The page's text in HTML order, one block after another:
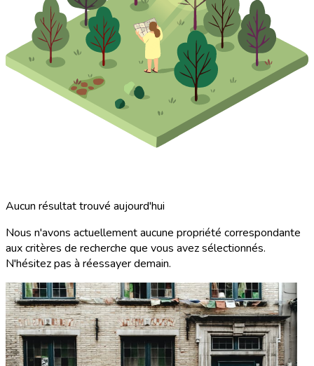
Aucun résultat trouvé aujourd'hui
Nous n'avons actuellement aucune propriété correspondante
aux critères de recherche que vous avez sélectionnés.
N'hésitez pas à réessayer demain.